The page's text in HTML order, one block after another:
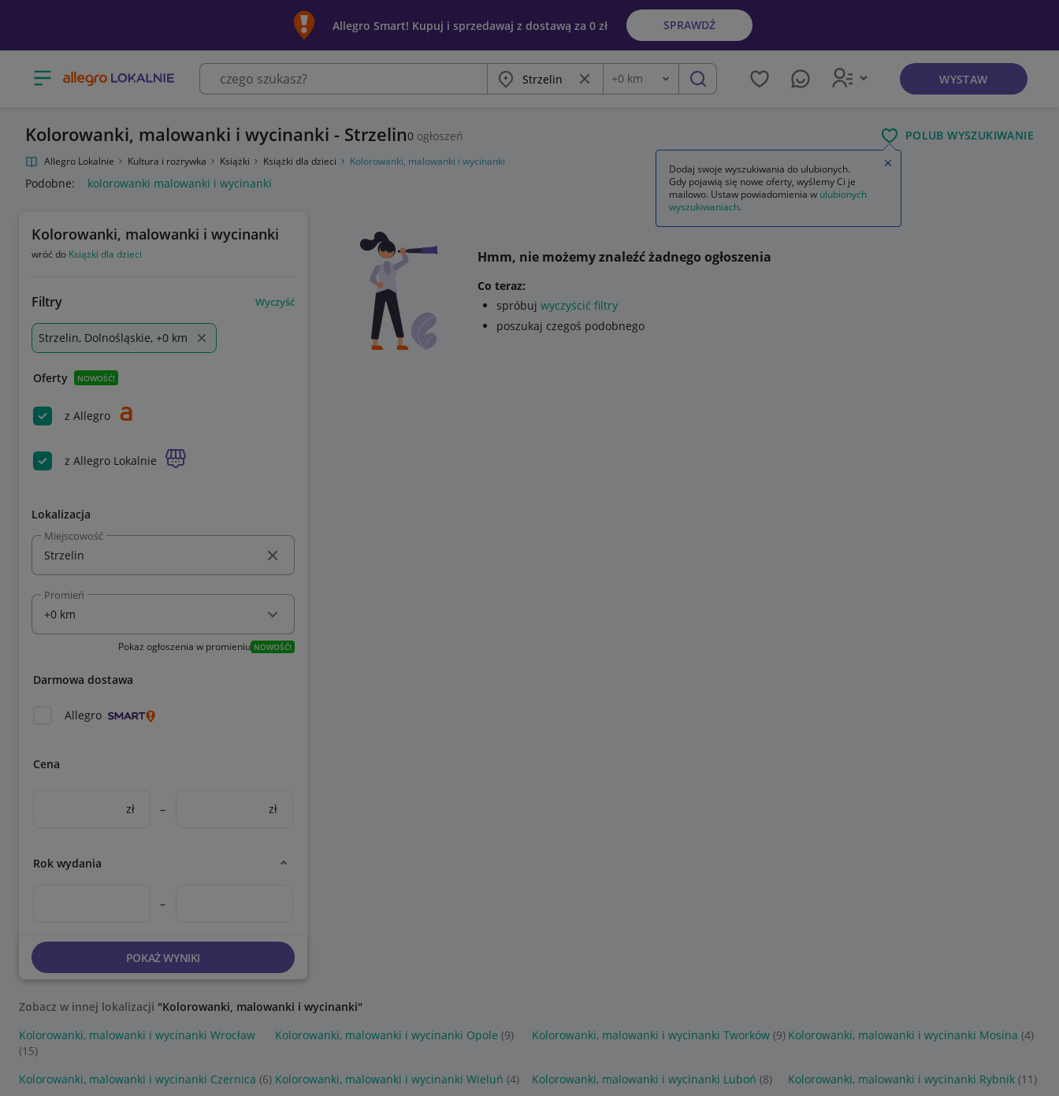
Allegro Smart! Kupuj i sprzedawaj z dostawą za 0 zł SPRAWDŹ
Otwórz menu z kategoriami Miasto Wyczyść frazę
Odległość
+0 km szukaj WYSTAW
Kolorowanki, malowanki i wycinanki - Strzelin0 ogłoszeń POLUB WYSZUKIWANIE
Allegro Lokalnie Kultura i rozrywka Książki Książki dla dzieci Kolorowanki, malowanki i wycinanki
Podobne: kolorowanki malowanki i wycinanki
Kolorowanki, malowanki i wycinanki
wróć do Książki dla dzieci
Filtry Wyczyść
Strzelin, Dolnośląskie, +0 km
Oferty NOWOŚĆ!
z Allegro
z Allegro Lokalnie
Lokalizacja
Miejscowość
Promień
Pokaż ogłoszenia w promieniu NOWOŚĆ!
Darmowa dostawa
Allegro
Cena
zł – zł
Rok wydania
–
POKAŻ WYNIKI
Hmm, nie możemy znaleźć żadnego ogłoszenia
Co teraz:
spróbuj wyczyścić filtry
poszukaj czegoś podobnego
Zobacz w innej lokalizacji "Kolorowanki, malowanki i wycinanki"
Kolorowanki, malowanki i wycinanki Wrocław
(15)
Kolorowanki, malowanki i wycinanki Opole (9) Kolorowanki, malowanki i wycinanki Tworków (9) Kolorowanki, malowanki i wycinanki Mosina (4)
Kolorowanki, malowanki i wycinanki Czernica (6) Kolorowanki, malowanki i wycinanki Wieluń (4) Kolorowanki, malowanki i wycinanki Luboń (8) Kolorowanki, malowanki i wycinanki Rybnik (11)
Dodaj swoje wyszukiwania do ulubionych.
Gdy pojawią się nowe oferty, wyślemy Ci je
mailowo. Ustaw powiadomienia w ulubionych
wyszukiwaniach.
Zamknij wskazówkę